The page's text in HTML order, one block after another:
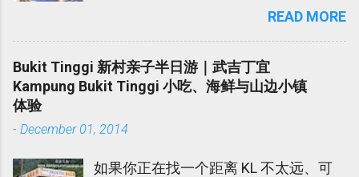
给我取了一个- Sky Lee. 在迎接我的到
我爹爹娘娘陆陆续续进院。我娘娘更是
发高烧不退在医院受折磨了几天。在
此，我代我爹爹娘娘向各位所有对我们
READ MORE
Bukit Tinggi 新村亲子半日游｜武吉丁宜
Kampung Bukit Tinggi 小吃、海鲜与山边小镇
体验
- December 01, 2014
如果你正在找一个距离 KL 不太远、可